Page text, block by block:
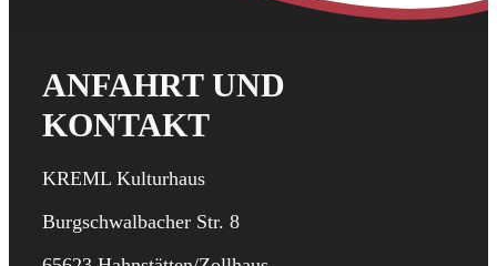
ANFAHRT UND
KONTAKT
KREML Kulturhaus
Burgschwalbacher Str. 8